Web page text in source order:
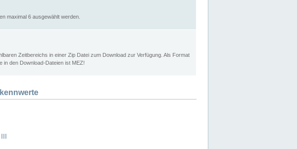
maximal 6 ausgewählt werden.
Zeitbereichs in einer Zip Datei zum Download zur Verfügung. Als Format
den Download-Dateien ist MEZ!